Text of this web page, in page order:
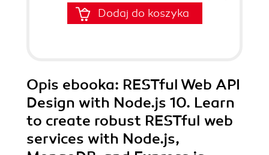
Dodaj do koszyka
Opis ebooka: RESTful Web API
Design with Node.js 10. Learn
to create robust RESTful web
services with Node.js,